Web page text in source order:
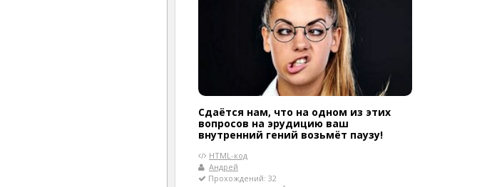
Сдаётся нам, что на одном из этих
вопросов на эрудицию ваш
внутренний гений возьмёт паузу!
HTML-код
Андрей
Прохождений: 32